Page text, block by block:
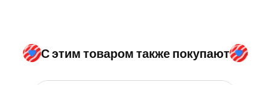
С этим товаром также покупают